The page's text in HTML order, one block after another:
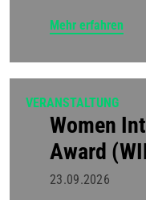
Mehr erfahren
VERANSTALTUNG
Women
Award
23.09.2026